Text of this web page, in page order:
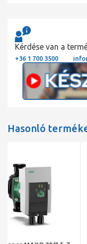
Kérdése van a
+36 1 700 3500
Hasonló